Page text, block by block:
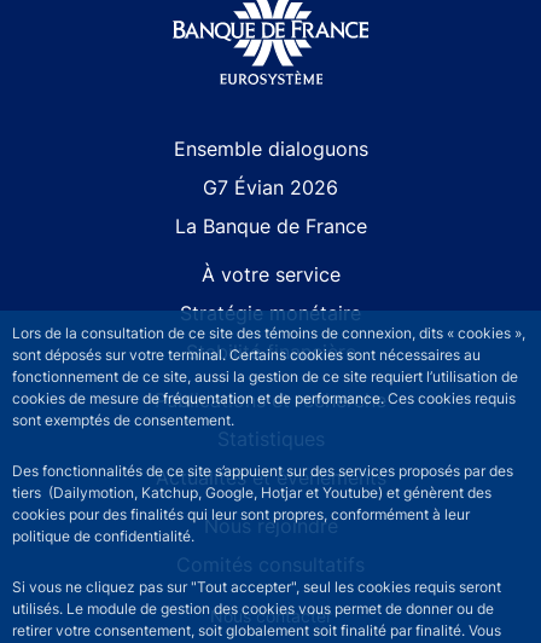
Lors de la consultation de ce site des témoins de connexion, dits « cookies »,
sont déposés sur votre terminal. Certains cookies sont nécessaires au
fonctionnement de ce site, aussi la gestion de ce site requiert l’utilisation de
cookies de mesure de fréquentation et de performance. Ces cookies requis
sont exemptés de consentement.
Des fonctionnalités de ce site s’appuient sur des services proposés par des
tiers (Dailymotion, Katchup, Google, Hotjar et Youtube) et génèrent des
cookies pour des finalités qui leur sont propres, conformément à leur
politique de confidentialité.
Si vous ne cliquez pas sur "Tout accepter", seul les cookies requis seront
utilisés. Le module de gestion des cookies vous permet de donner ou de
retirer votre consentement, soit globalement soit finalité par finalité. Vous
Ensemble dialoguons
G7 Évian 2026
La Banque de France
À votre service
Stratégie monétaire
Stabilité financière
Publications et recherche
Statistiques
Actualités et événements
Nous rejoindre
Comités consultatifs
Footer secondary menuNous contacter